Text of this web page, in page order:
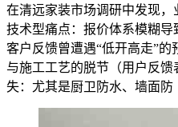
在清远家装市场调研中发现
技术型痛点：报价体系模糊
客户反馈曾遭遇“低开高走”
与施工工艺的脱节（用户反
失：尤其是厨卫防水、墙面防